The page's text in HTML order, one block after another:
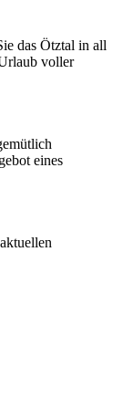
das Ötztal in all
voller
eines